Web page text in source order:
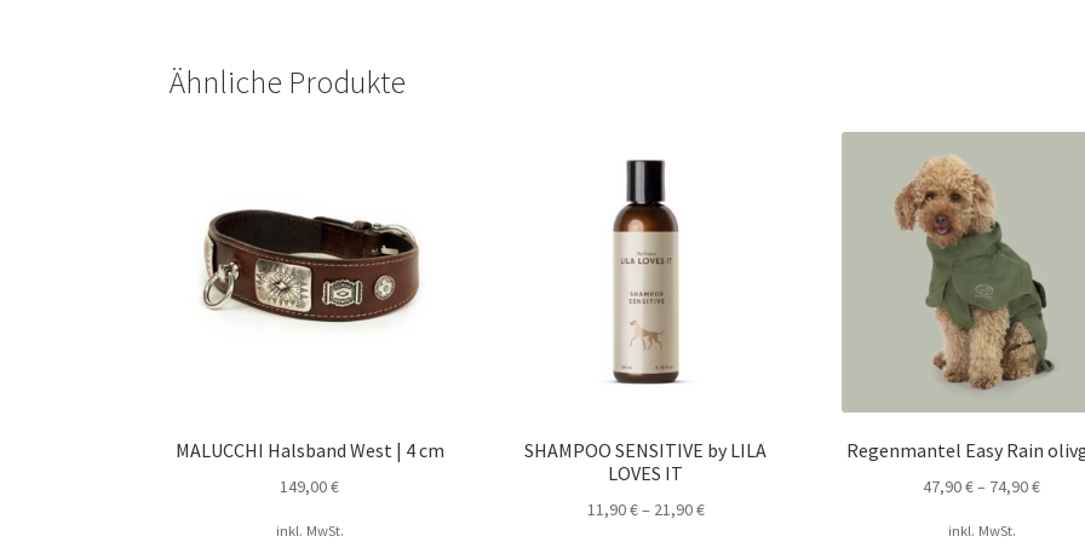
Ähnliche Produkte
MALUCCHI Halsband West | 4 cm
149,00€
inkl. MwSt.
SHAMPOO SENSITIVE by LILA
LOVES IT
11,90€– 21,90€
Regenmantel Easy Rain
47,90€– 74,90€
inkl. MwSt.